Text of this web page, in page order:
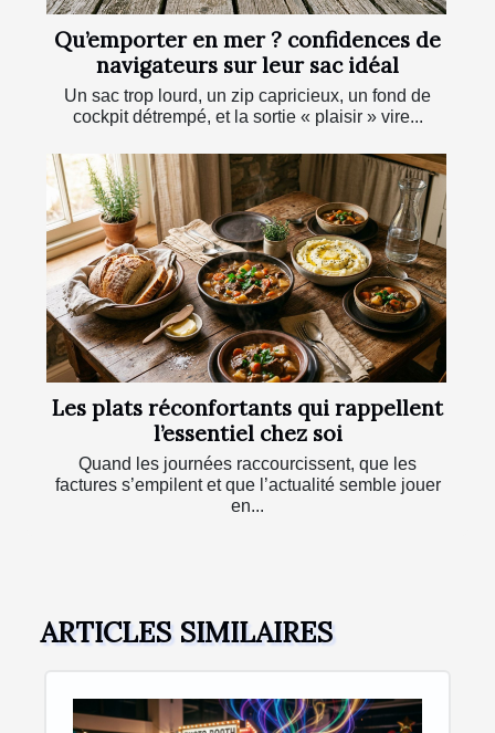
Qu’emporter en mer ? confidences de
navigateurs sur leur sac idéal
Un sac trop lourd, un zip capricieux, un fond de
cockpit détrempé, et la sortie « plaisir » vire...
Les plats réconfortants qui rappellent
l’essentiel chez soi
Quand les journées raccourcissent, que les
factures s’empilent et que l’actualité semble jouer
en...
ARTICLES SIMILAIRES